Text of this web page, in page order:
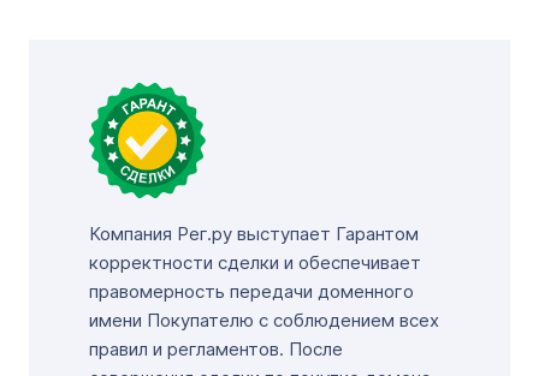
Компания Рег.ру выступает Гарантом
корректности сделки и обеспечивает
правомерность передачи доменного
имени Покупателю с соблюдением всех
правил и регламентов. После